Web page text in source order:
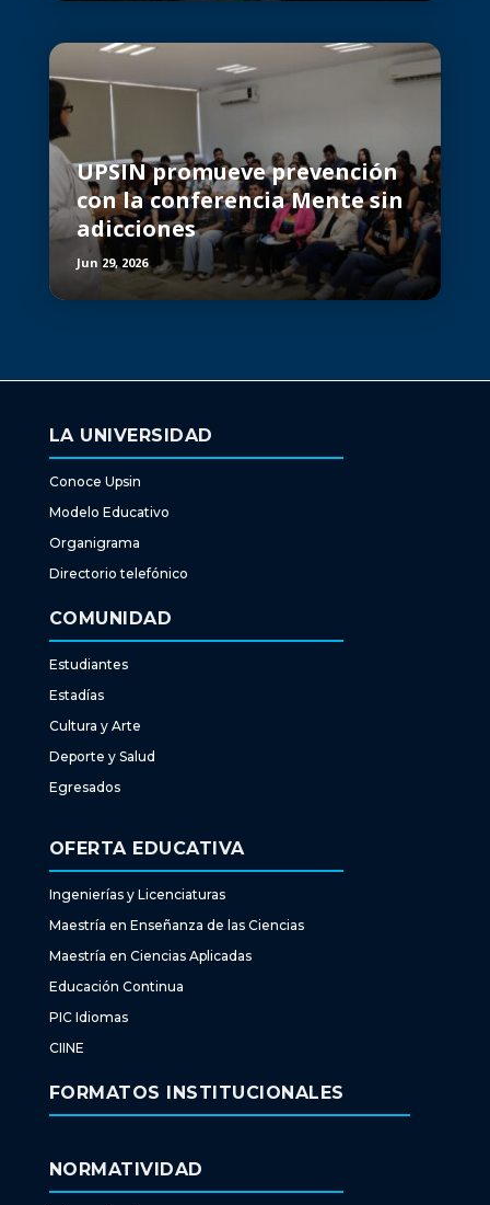
UPSIN promueve prevención
con la conferencia Mente sin
adicciones
Jun 29, 2026
LA UNIVERSIDAD
Conoce Upsin
Modelo Educativo
Organigrama
Directorio telefónico
COMUNIDAD
Estudiantes
Estadías
Cultura y Arte
Deporte y Salud
Egresados
OFERTA EDUCATIVA
Ingenierías y Licenciaturas
Maestría en Enseñanza de las Ciencias
Maestría en Ciencias Aplicadas
Educación Continua
PIC Idiomas
CIINE
FORMATOS INSTITUCIONALES
NORMATIVIDAD